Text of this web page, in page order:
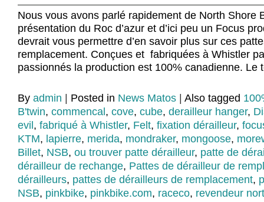
Nous vous avons parlé rapidement de North Shore
présentation du Roc d’azur et d’ici peu un Focus
devrait vous permettre d’en savoir plus sur ces
remplacement. Conçues et fabriquées à Whistler
passionnés la production est 100% canadienne.
By admin Posted in News Matos Also tagged
B'twin, commencal , cove, cube, derailleur hanger,
evil , fabriqué à Whistler, Felt, fixation dérailleur,
KTM, lapierre, merida, mondraker, mongoose,
Billet, NSB, ou trouver patte dérailleur, patte de
dérailleur de rechange, Pattes de dérailleur de
dérailleurs, pattes de dérailleurs de remplacement,
NSB, pinkbike, pinkbike.com, raceco, revendeur